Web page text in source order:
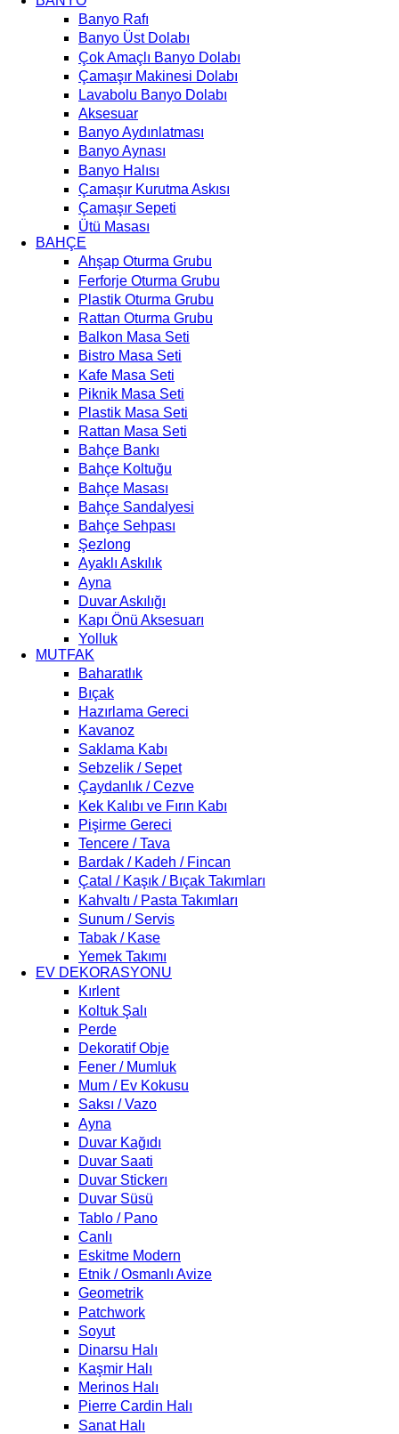
Banyo Rafı
Banyo Üst Dolabı
Çok Amaçlı Banyo Dolabı
Çamaşır Makinesi Dolabı
Lavabolu Banyo Dolabı
Aksesuar
Banyo Aydınlatması
Banyo Aynası
Banyo Halısı
Çamaşır Kurutma Askısı
Çamaşır Sepeti
Ütü Masası
BAHÇE
Ahşap Oturma Grubu
Ferforje Oturma Grubu
Plastik Oturma Grubu
Rattan Oturma Grubu
Balkon Masa Seti
Bistro Masa Seti
Kafe Masa Seti
Piknik Masa Seti
Plastik Masa Seti
Rattan Masa Seti
Bahçe Bankı
Bahçe Koltuğu
Bahçe Masası
Bahçe Sandalyesi
Bahçe Sehpası
Şezlong
Ayaklı Askılık
Ayna
Duvar Askılığı
Kapı Önü Aksesuarı
Yolluk
MUTFAK
Baharatlık
Bıçak
Hazırlama Gereci
Kavanoz
Saklama Kabı
Sebzelik / Sepet
Çaydanlık / Cezve
Kek Kalıbı ve Fırın Kabı
Pişirme Gereci
Tencere / Tava
Bardak / Kadeh / Fincan
Çatal / Kaşık / Bıçak Takımları
Kahvaltı / Pasta Takımları
Sunum / Servis
Tabak / Kase
Yemek Takımı
EV DEKORASYONU
Kırlent
Koltuk Şalı
Perde
Dekoratif Obje
Fener / Mumluk
Mum / Ev Kokusu
Saksı / Vazo
Ayna
Duvar Kağıdı
Duvar Saati
Duvar Stickerı
Duvar Süsü
Tablo / Pano
Canlı
Eskitme Modern
Etnik / Osmanlı Avize
Geometrik
Patchwork
Soyut
Dinarsu Halı
Kaşmir Halı
Merinos Halı
Pierre Cardin Halı
Sanat Halı